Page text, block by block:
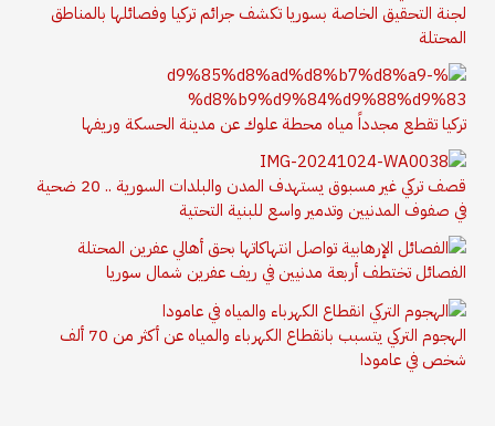
لجنة التحقيق الخاصة بسوريا تكشف جرائم تركيا وفصائلها بالمناطق
المحتلة
تركيا تقطع مجدداً مياه محطة علوك عن مدينة الحسكة وريفها
قصف تركي غير مسبوق يستهدف المدن والبلدات السورية .. 20 ضحية
في صفوف المدنيين وتدمير واسع للبنية التحتية
الفصائل تختطف أربعة مدنيين في ريف عفرين شمال سوريا
الهجوم التركي يتسبب بانقطاع الكهرباء والمياه عن أكثر من 70 ألف
شخص في عامودا